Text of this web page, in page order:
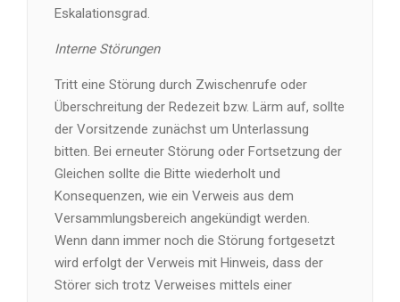
Eskalationsgrad.
Interne Störungen
Tritt eine Störung durch Zwischenrufe oder
Überschreitung der Redezeit bzw. Lärm auf, sollte
der Vorsitzende zunächst um Unterlassung
bitten. Bei erneuter Störung oder Fortsetzung der
Gleichen sollte die Bitte wiederholt und
Konsequenzen, wie ein Verweis aus dem
Versammlungsbereich angekündigt werden.
Wenn dann immer noch die Störung fortgesetzt
wird erfolgt der Verweis mit Hinweis, dass der
Störer sich trotz Verweises mittels einer